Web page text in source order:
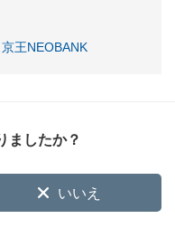
京王NEOBANK
ましたか？
いいえ